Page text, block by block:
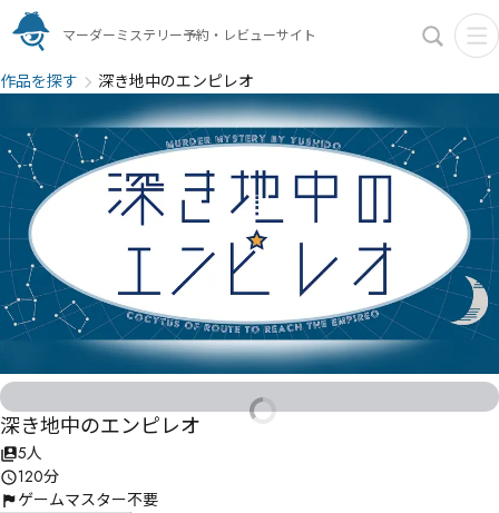
マーダーミステリー予約・レビューサイト
作品を探す 深き地中のエンピレオ
深き地中のエンピレオ
5人
120分
ゲームマスター不要